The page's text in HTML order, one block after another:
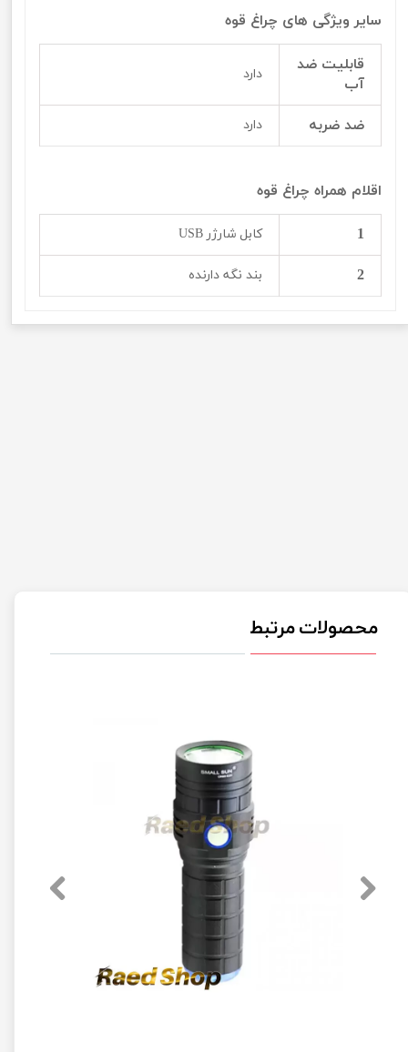
سایر ویژگی های چراغ قوه
قابلیت ضد
آب
دارد
ضد ضربه دارد
اقلام همراه چراغ قوه
1 کابل شارژر USB
2 بند نگه دارنده
محصولات مرتبط